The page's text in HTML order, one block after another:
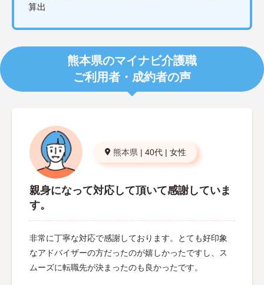
算出
熊本県のマイナビ介護職
ご利用者・成約者の声
熊本県 | 40代 | 女性
親身になって対応して頂いて感謝していま
す。
非常に丁寧な対応で感謝しております。とても好印象
なアドバイザーの方だったのが嬉しかったですし、ス
ムーズに転職先が決まったのも良かったです。